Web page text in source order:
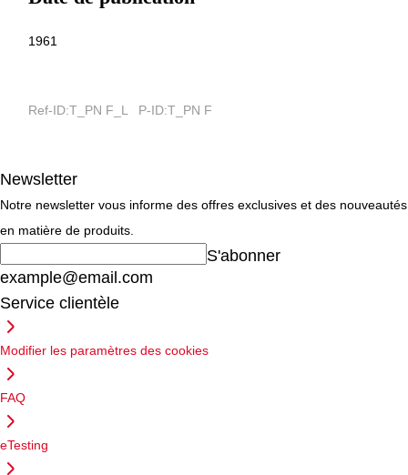
1961
Ref-ID:T_PN F_L P-ID:T_PN F
Newsletter
Notre newsletter vous informe des offres exclusives et des nouveautés
en matière de produits.
example@email.com
S'abonner
Service clientèle
Modifier les paramètres des cookies
FAQ
eTesting